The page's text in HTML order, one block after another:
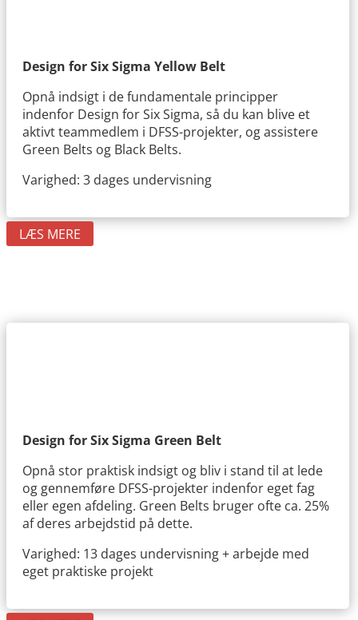
Design for Six Sigma Yellow Belt
Opnå indsigt i de fundamentale principper
indenfor Design for Six Sigma, så du kan blive et
aktivt teammedlem i DFSS-projekter, og assistere
Green Belts og Black Belts.
Varighed: 3 dages undervisning
LÆS MERE
Design for Six Sigma Green Belt
Opnå stor praktisk indsigt og bliv i stand til at lede
og gennemføre DFSS-projekter indenfor eget fag
eller egen afdeling. Green Belts bruger ofte ca. 25%
af deres arbejdstid på dette.
Varighed: 13 dages undervisning + arbejde med
eget praktiske projekt